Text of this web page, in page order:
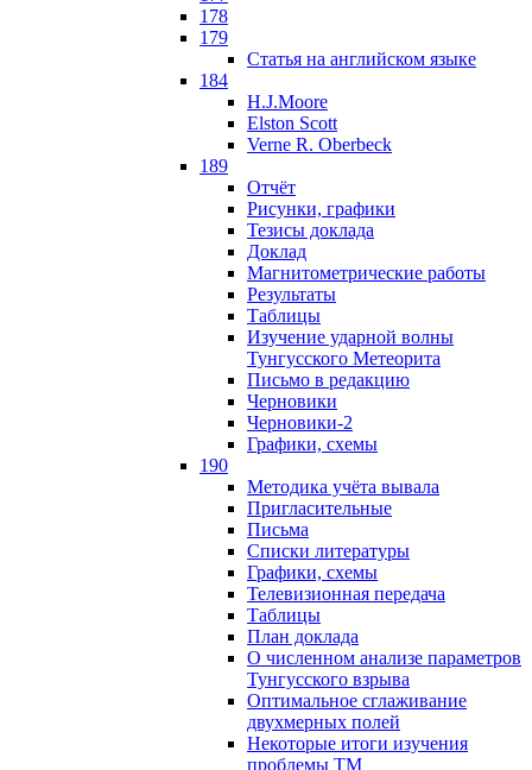
178
179
Статья на английском языке
184
H.J.Moore
Elston Scott
Verne R. Oberbeck
189
Отчёт
Рисунки, графики
Тезисы доклада
Доклад
Магнитометрические работы
Результаты
Таблицы
Изучение ударной волны
Тунгусского Метеорита
Письмо в редакцию
Черновики
Черновики-2
Графики, схемы
190
Методика учёта вывала
Пригласительные
Письма
Списки литературы
Графики, схемы
Телевизионная передача
Таблицы
План доклада
О численном анализе параметров
Тунгусского взрыва
Оптимальное сглаживание
двухмерных полей
Некоторые итоги изучения
проблемы ТМ